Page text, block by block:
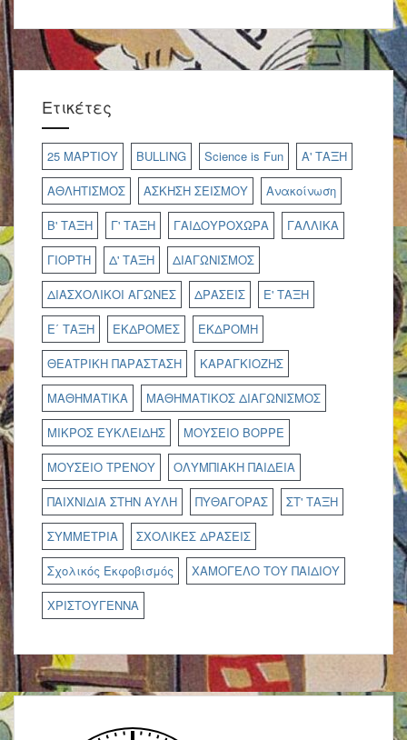
Ετικέτες
25 ΜΑΡΤΙΟΥ BULLING Science is Fun
Α' ΤΑΞΗ
ΑΘΛΗΤΙΣΜΟΣ
ΑΣΚΗΣΗ ΣΕΙΣΜΟΥ
Ανακοίνωση
Β' ΤΑΞΗ
Γ' ΤΑΞΗ ΓΑΙΔΟΥΡΟΧΩΡΑ
ΓΑΛΛΙΚΑ
ΓΙΟΡΤΗ
Δ' ΤΑΞΗ
ΔΙΑΓΩΝΙΣΜΟΣ
ΔΙΑΣΧΟΛΙΚΟΙ ΑΓΩΝΕΣ
ΔΡΑΣΕΙΣ
Ε' ΤΑΞΗ
Ε΄ ΤΑΞΗ
ΕΚΔΡΟΜΕΣ
ΕΚΔΡΟΜΗ
ΘΕΑΤΡΙΚΗ ΠΑΡΑΣΤΑΣΗ
ΚΑΡΑΓΚΙΟΖΗΣ
ΜΑΘΗΜΑΤΙΚΑ
ΜΑΘΗΜΑΤΙΚΟΣ ΔΙΑΓΩΝΙΣΜΟΣ
ΜΙΚΡΟΣ ΕΥΚΛΕΙΔΗΣ
ΜΟΥΣΕΙΟ ΒΟΡΡΕ
ΜΟΥΣΕΙΟ ΤΡΕΝΟΥ
ΟΛΥΜΠΙΑΚΗ ΠΑΙΔΕΙΑ
ΠΑΙΧΝΙΔΙΑ ΣΤΗΝ ΑΥΛΗ
ΠΥΘΑΓΟΡΑΣ
ΣΤ' ΤΑΞΗ
ΣΥΜΜΕΤΡΙΑ
ΣΧΟΛΙΚΕΣ ΔΡΑΣΕΙΣ
Σχολικός Εκφοβισμός
ΧΑΜΟΓΕΛΟ ΤΟΥ ΠΑΙΔΙΟΥ
ΧΡΙΣΤΟΥΓΕΝΝΑ